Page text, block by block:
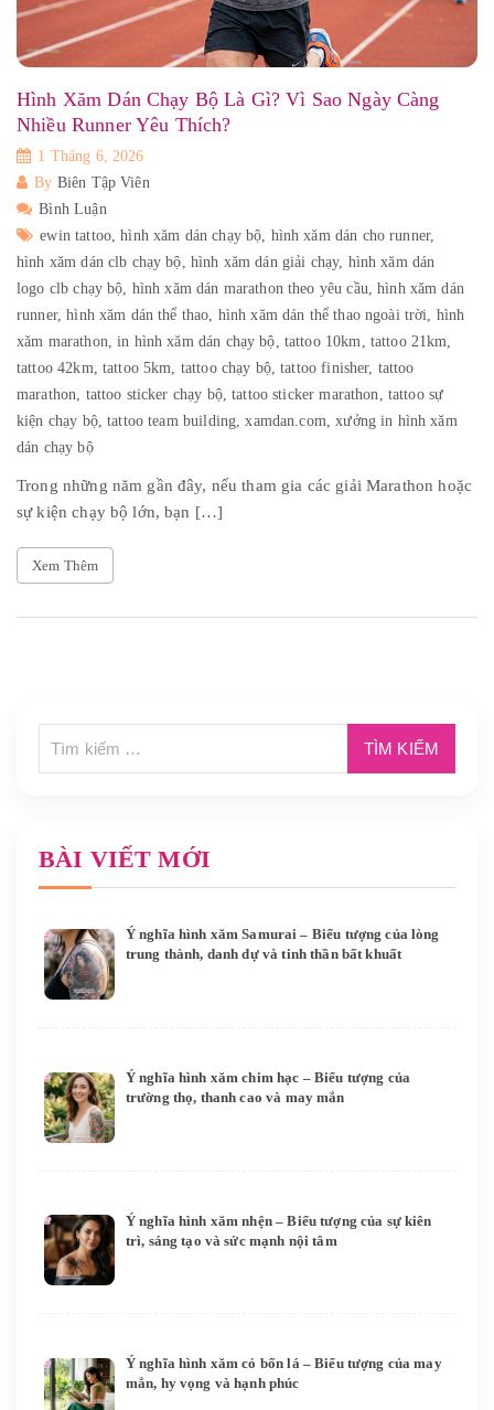
Hình Xăm Dán Chạy Bộ Là Gì? Vì Sao Ngày Càng
Nhiều Runner Yêu Thích?
1 Tháng 6, 2026
By Biên Tập Viên
Bình Luận
ewin tattoo,hình xăm dán chạy bộ, hình xăm dán cho runner,
hình xăm dán clb chạy bộ, hình xăm dán giải chạy, hình xăm dán
logo clb chạy bộ, hình xăm dán marathon theo yêu cầu,hình xăm dán
runner,hình xăm dán thể thao, hình xăm dán thể thao ngoài trời, hình
xăm marathon,in hình xăm dán chạy bộ, tattoo 10km, tattoo 21km,
tattoo 42km, tattoo 5km, tattoo chạy bộ,tattoo finisher, tattoo
marathon, tattoo sticker chạy bộ,tattoo sticker marathon, tattoo sự
kiện chạy bộ,tattoo team building,xamdan.com,xưởng in hình xăm
dán chạy bộ
Trong những năm gần đây, nếu tham gia các giải Marathon hoặc
sự kiện chạy bộ lớn, bạn […]
Xem Thêm
BÀI VIẾT MỚI
Ý nghĩa hình xăm Samurai – Biểu tượng của lòng
trung thành, danh dự và tinh thần bất khuất
Ý nghĩa hình xăm chim hạc – Biểu tượng của
trường thọ, thanh cao và may mắn
Ý nghĩa hình xăm nhện – Biểu tượng của sự kiên
trì, sáng tạo và sức mạnh nội tâm
Ý nghĩa hình xăm cỏ bốn lá – Biểu tượng của may
mắn, hy vọng và hạnh phúc